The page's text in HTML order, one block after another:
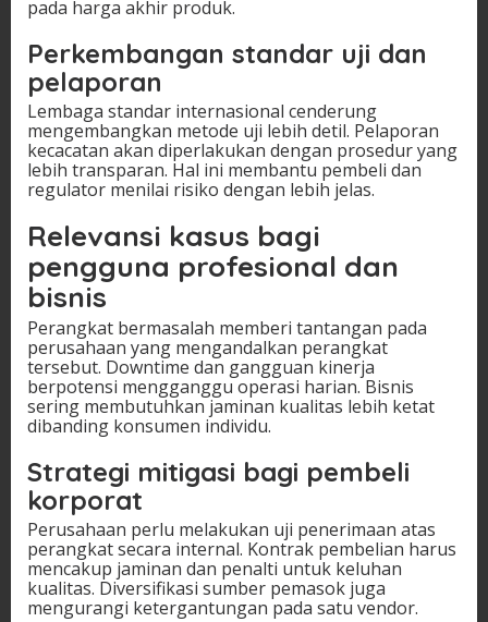
pada harga akhir produk.
Perkembangan standar uji dan
pelaporan
Lembaga standar internasional cenderung
mengembangkan metode uji lebih detil. Pelaporan
kecacatan akan diperlakukan dengan prosedur yang
lebih transparan. Hal ini membantu pembeli dan
regulator menilai risiko dengan lebih jelas.
Relevansi kasus bagi
pengguna profesional dan
bisnis
Perangkat bermasalah memberi tantangan pada
perusahaan yang mengandalkan perangkat
tersebut. Downtime dan gangguan kinerja
berpotensi mengganggu operasi harian. Bisnis
sering membutuhkan jaminan kualitas lebih ketat
dibanding konsumen individu.
Strategi mitigasi bagi pembeli
korporat
Perusahaan perlu melakukan uji penerimaan atas
perangkat secara internal. Kontrak pembelian harus
mencakup jaminan dan penalti untuk keluhan
kualitas. Diversifikasi sumber pemasok juga
mengurangi ketergantungan pada satu vendor.